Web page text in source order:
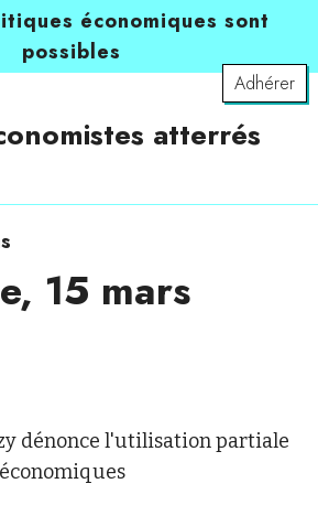
économiques sont
possibles
Adhérer
atterrés
15 mars
dénonce l'utilisation partiale